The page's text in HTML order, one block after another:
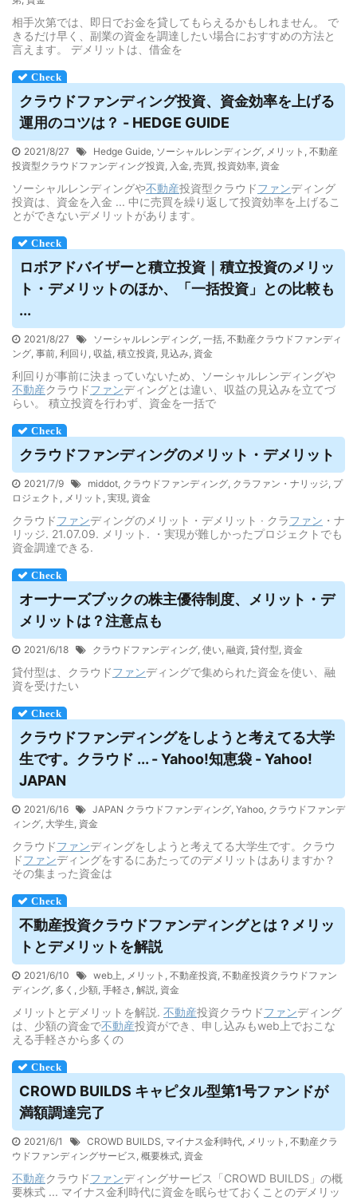
相手次第では、即日でお金を貸してもらえるかもしれません。 で
きるだけ早く、副業の資金を調達したい場合におすすめの方法と
言えます。 デメリットは、借金を
クラウドファンディング投資、資金効率を上げる
運用のコツは？ - HEDGE GUIDE
2021/8/27 Hedge Guide, ソーシャルレンディング, メリット , 不動産
投資型クラウドファンディング投資, 入金, 売買, 投資効率, 資金
ソーシャルレンディングや不動産投資型クラウドファンディング
投資は、資金を入金 ... 中に売買を繰り返して投資効率を上げるこ
とができないデメリットがあります。
ロボアドバイザーと積立投資｜積立投資のメリッ
ト・ デメリットのほか、「一括投資」との比較も
...
2021/8/27 ソーシャルレンディング, 一括, 不動産クラウドファンディ
ング, 事前, 利回り , 収益, 積立投資, 見込み, 資金
利回りが事前に決まっていないため、ソーシャルレンディングや
不動産クラウドファンディングとは違い、収益の見込みを立てづ
らい。 積立投資を行わず、資金を一括で
クラウドファンディングのメリット・ デメリット
2021/7/9 middot, クラウドファンディング, クラファン・ナリッジ, プ
ロジェクト , メリット , 実現, 資金
クラウドファンディングのメリット・デメリット · クラファン ・ナ
リッジ. 21.07.09. メリット. ・実現が難しかったプロジェクトでも
資金調達できる.
オーナーズブックの株主優待制度、メリット・ デ
メリットは？注意点も
2021/6/18 クラウドファンディング, 使い, 融資, 貸付型, 資金
貸付型は、クラウドファンディングで集められた資金を使い、融
資を受けたい
クラウドファンディングをしようと考えてる大学
生です。クラウド ... - Yahoo!知恵袋 - Yahoo!
JAPAN
2021/6/16 JAPAN クラウドファンディング, Yahoo, クラウドファンデ
ィング, 大学生, 資金
クラウドファンディングをしようと考えてる大学生です。クラウ
ドファンディングをするにあたってのデメリットはありますか？
その集まった資金は
不動産投資クラウドファンディングとは？メリッ
トとデメリットを解説
2021/6/10 web上, メリット , 不動産投資, 不動産投資クラウドファン
ディング, 多く , 少額, 手軽さ , 解説, 資金
メリットとデメリットを解説. 不動産投資クラウドファンディング
は、少額の資金で不動産投資ができ、申し込みもweb上でおこな
える手軽さから多くの
CROWD BUILDS キャピタル型第1号ファンドが
満額調達完了
2021/6/1 CROWD BUILDS, マイナス金利時代, メリット , 不動産クラ
ウドファンディングサービス, 概要株式, 資金
不動産クラウドファンディングサービス「CROWD BUILDS」の概
要株式 ... マイナス金利時代に資金を眠らせておくことのデメリッ